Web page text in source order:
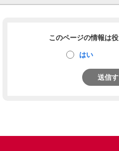
このページの情報は
はい
送信